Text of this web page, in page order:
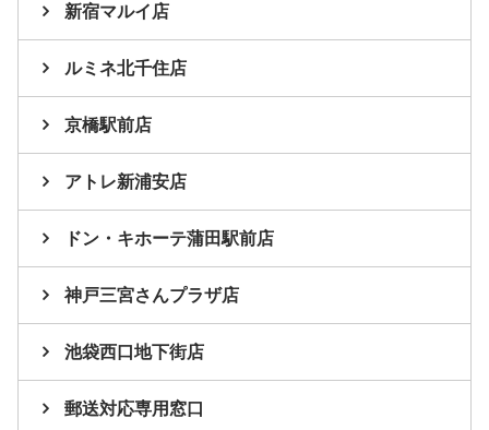
新宿マルイ店
ルミネ北千住店
京橋駅前店
アトレ新浦安店
ドン・キホーテ蒲田駅前店
神戸三宮さんプラザ店
池袋西口地下街店
郵送対応専用窓口